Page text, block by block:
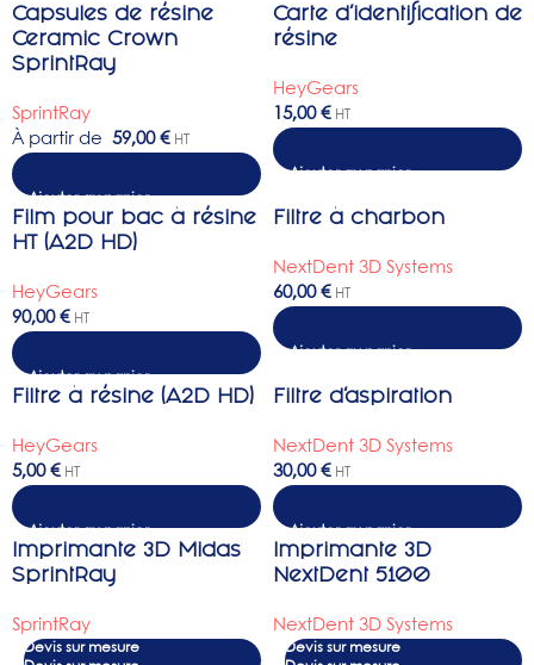
Capsules de résine
Ceramic Crown
SprintRay
SprintRay
À partir de
59,00 € HT
Choix des options
Carte d’identification de
résine
HeyGears
15,00 € HT
Film pour bac à résine
HT (A2D HD)
HeyGears
90,00 € HT
Ajouter au panier
Filtre à charbon
NextDent 3D Systems
60,00 € HT
Filtre à résine (A2D HD)
HeyGears
5,00 € HT
Filtre d’aspiration
NextDent 3D Systems
30,00 € HT
Imprimante 3D Midas
SprintRay
SprintRay
Devis sur mesure
Imprimante 3D
NextDent 5100
NextDent 3D Systems
Devis sur mesure